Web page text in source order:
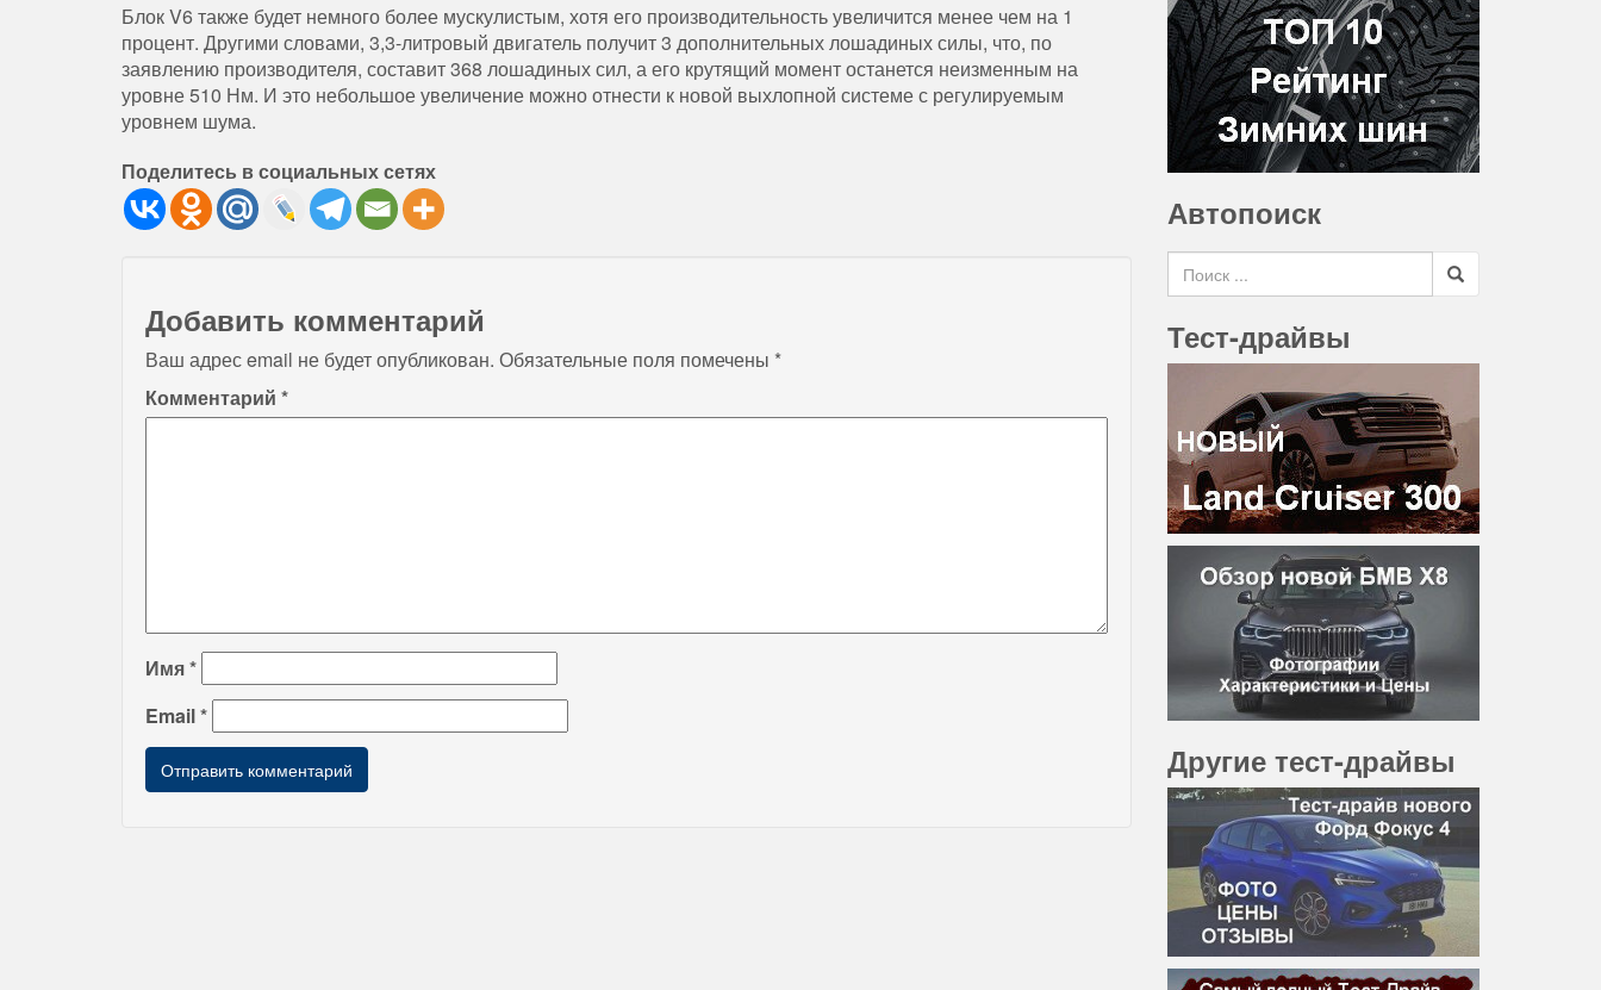
Блок V6 также будет немного более мускулистым, хотя его производительность увеличится менее чем на 1
процент. Другими словами, 3,3-литровый двигатель получит 3 дополнительных лошадиных силы, что, по
заявлению производителя, составит 368 лошадиных сил, а его крутящий момент останется неизменным на
уровне 510 Нм. И это небольшое увеличение можно отнести к новой выхлопной системе с регулируемым
уровнем шума.
Поделитесь в социальных сетях
Добавить комментарий
Ваш адрес email не будет опубликован. Обязательные поля помечены *
Комментарий *
Имя*
Email*
Автопоиск
Search for
Тест-драйвы
Другие тест-драйвы